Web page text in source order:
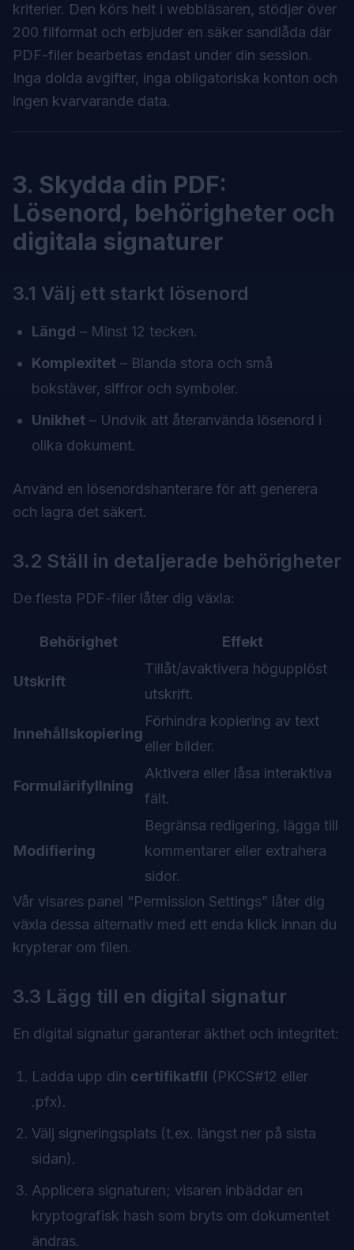
kriterier. Den körs helt i webbläsaren, stödjer över
200 filformat och erbjuder en säker sandlåda där
PDF-filer bearbetas endast under din session.
Inga dolda avgifter, inga obligatoriska konton och
ingen kvarvarande data.
3. Skydda din PDF:
Lösenord, behörigheter och
digitala signaturer
3.1 Välj ett starkt lösenord
Längd – Minst 12 tecken.
Komplexitet – Blanda stora och små
bokstäver, siffror och symboler.
Unikhet – Undvik att återanvända lösenord i
olika dokument.
Använd en lösenordshanterare för att generera
och lagra det säkert.
3.2 Ställ in detaljerade behörigheter
De flesta PDF-filer låter dig växla:
Behörighet Effekt
Utskrift
Tillåt/avaktivera högupplöst
utskrift.
Innehållskopiering
Förhindra kopiering av text
eller bilder.
Formulärifyllning
Aktivera eller låsa interaktiva
fält.
Modifiering
Begränsa redigering, lägga till
kommentarer eller extrahera
sidor.
Vår visares panel “Permission Settings” låter dig
växla dessa alternativ med ett enda klick innan du
krypterar om filen.
3.3 Lägg till en digital signatur
En digital signatur garanterar äkthet och integritet:
Ladda upp din certifikatfil (PKCS#12 eller
.pfx).
Välj signeringsplats (t.ex. längst ner på sista
sidan).
Applicera signaturen; visaren inbäddar en
kryptografisk hash som bryts om dokumentet
ändras.